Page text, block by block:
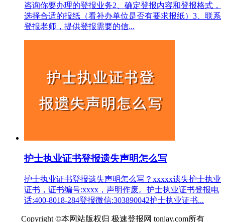
咨询你要办理的登报业务2、确定登报内容和登报格式，
选择合适的报纸（看补办单位是否有要求报纸）3、联系
登报老师，提供登报需要的信...
护士执业证书登报遗失声明怎么写
护士执业证书登报遗失声明怎么写？xxxxx遗失护士执业
证书，证书编号:xxxx，声明作废。护士执业证书登报电
话:400-8018-284登报微信:303890042护士执业证书...
Copyright ©本网站版权归 极速登报网 tonjay.com所有